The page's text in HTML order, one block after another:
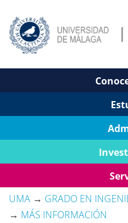
UMA → GRADO EN
→ MÁS INFORMACIÓN